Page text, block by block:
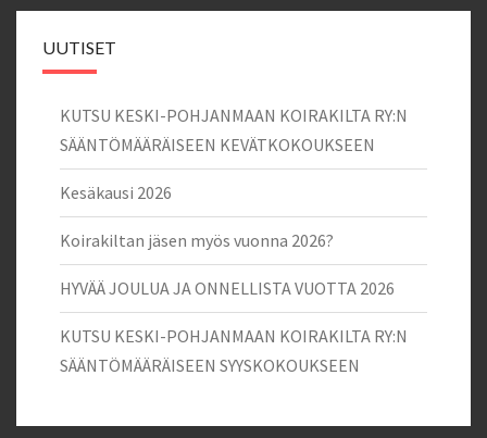
UUTISET
KUTSU KESKI-POHJANMAAN KOIRAKILTA RY:N
SÄÄNTÖMÄÄRÄISEEN KEVÄTKOKOUKSEEN
Kesäkausi 2026
Koirakiltan jäsen myös vuonna 2026?
HYVÄÄ JOULUA JA ONNELLISTA VUOTTA 2026
KUTSU KESKI-POHJANMAAN KOIRAKILTA RY:N
SÄÄNTÖMÄÄRÄISEEN SYYSKOKOUKSEEN